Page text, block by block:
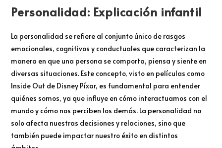
Personalidad: Explicación infantil
La personalidad se refiere al conjunto único de rasgos
emocionales, cognitivos y conductuales que caracterizan la
manera en que una persona se comporta, piensa y siente en
diversas situaciones. Este concepto, visto en películas como
Inside Out de Disney Píxar, es fundamental para entender
quiénes somos, ya que influye en cómo interactuamos con el
mundo y cómo nos perciben los demás. La personalidad no
solo afecta nuestras decisiones y relaciones, sino que
también puede impactar nuestro éxito en distintos